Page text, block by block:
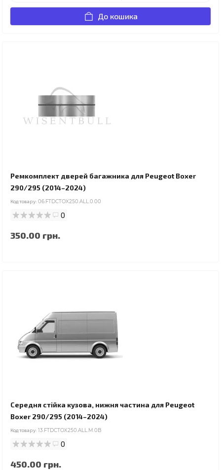
До кошика
Ремкомплект дверей багажника для Peugeot Boxer
290/295 (2014–2024)
Код товару: 06.FTDCTOX250.ALL.0.00
0
350.00 грн.
Середня стійка кузова, нижня частина для Peugeot
Boxer 290/295 (2014–2024)
Код товару: 13.FTDCTOX250.ALL.M.0B
0
450.00 грн.